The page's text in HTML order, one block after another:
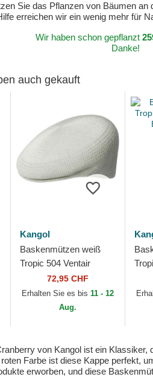
Sie das Pflanzen von Bäumen
erreichen wir ein wenig mehr für
Wir haben schon gepflanzt
Danke!
auch gekauft
Kangol
Baskenmützen weiß
Tropic 504 Ventair
Moonstruck von Kangol
72,95 CHF
Erhalten Sie es bis 11 - 12
Aug.
von Kangol ist ein
Farbe ist diese Kappe perfekt,
erworben, und diese